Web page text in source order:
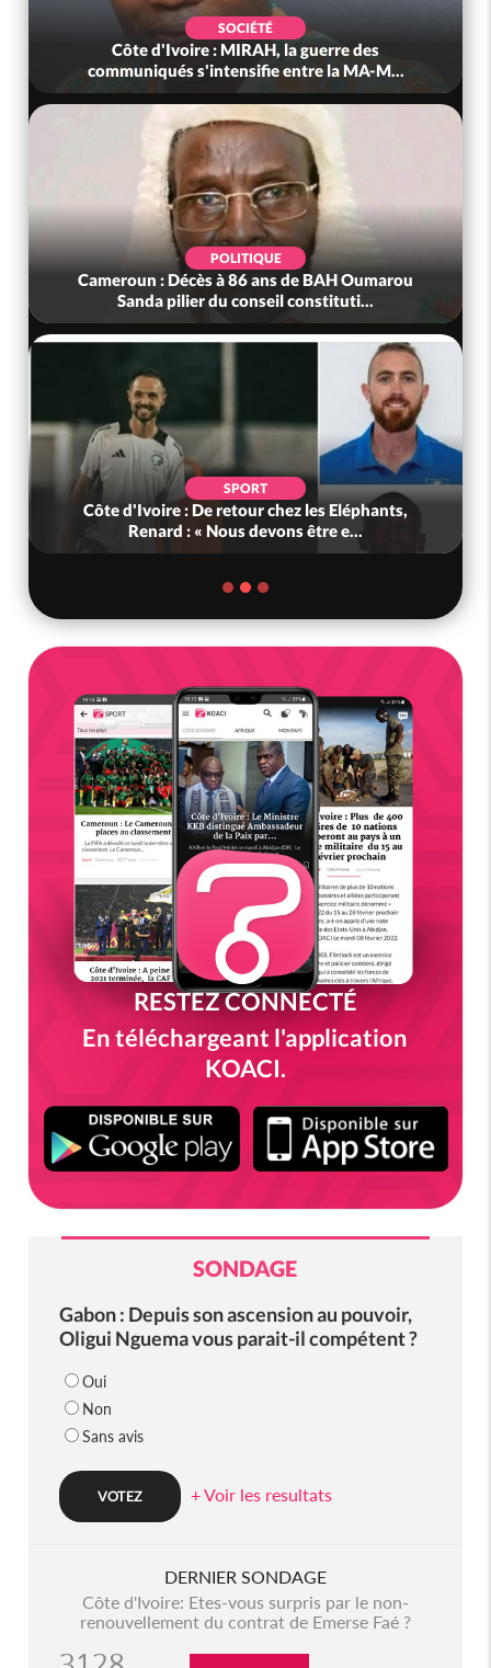
SOCIÉTÉ
Côte d'Ivoire : MIRAH, la guerre des
communiqués s'intensifie entre la MA-M...
POLITIQUE
Cameroun : Décès à 86 ans de BAH Oumarou
Sanda pilier du conseil constituti...
SPORT
Côte d'Ivoire : De retour chez les Eléphants,
Renard : « Nous devons être e...
RESTEZ CONNECTÉ
En téléchargeant l'application
KOACI.
SONDAGE
Gabon : Depuis son ascension au pouvoir,
Oligui Nguema vous parait-il compétent ?
Oui
Non
Sans avis
+ Voir les resultats
DERNIER SONDAGE
Côte d'Ivoire: Etes-vous surpris par le non-
renouvellement du contrat de Emerse Faé ?